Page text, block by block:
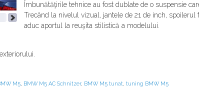
Îmbunătăţirile tehnice au fost dublate de o suspensie
Trecând la nivelul vizual, jantele de 21 de inch,
aduc aportul la reuşita stilistică a modelului.
M5, BMW M5 AC Schnitzer, BMW M5 tunat, tuning BMW M5